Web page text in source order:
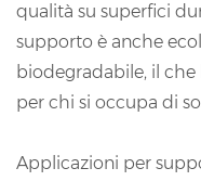
qualità su superfici
supporto è anche
biodegradabile, il
per chi si occupa di
Applicazioni per